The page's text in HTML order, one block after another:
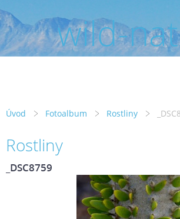
wild-
Úvod Fotoalbum Rostliny
Rostliny
_DSC8759